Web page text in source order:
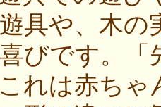
具や、木
びです。
れは赤ち